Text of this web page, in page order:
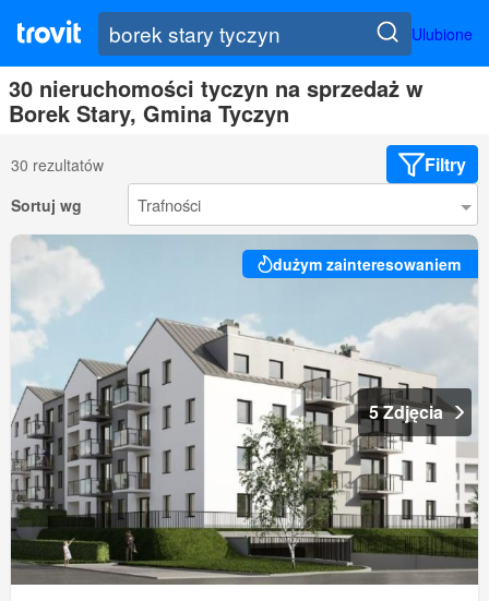
Ulubione
30 nieruchomości tyczyn na sprzedaż w
Borek Stary, Gmina Tyczyn
30 rezultatów Filtry
Sortuj wg
dużym zainteresowaniem
5 Zdjęcia